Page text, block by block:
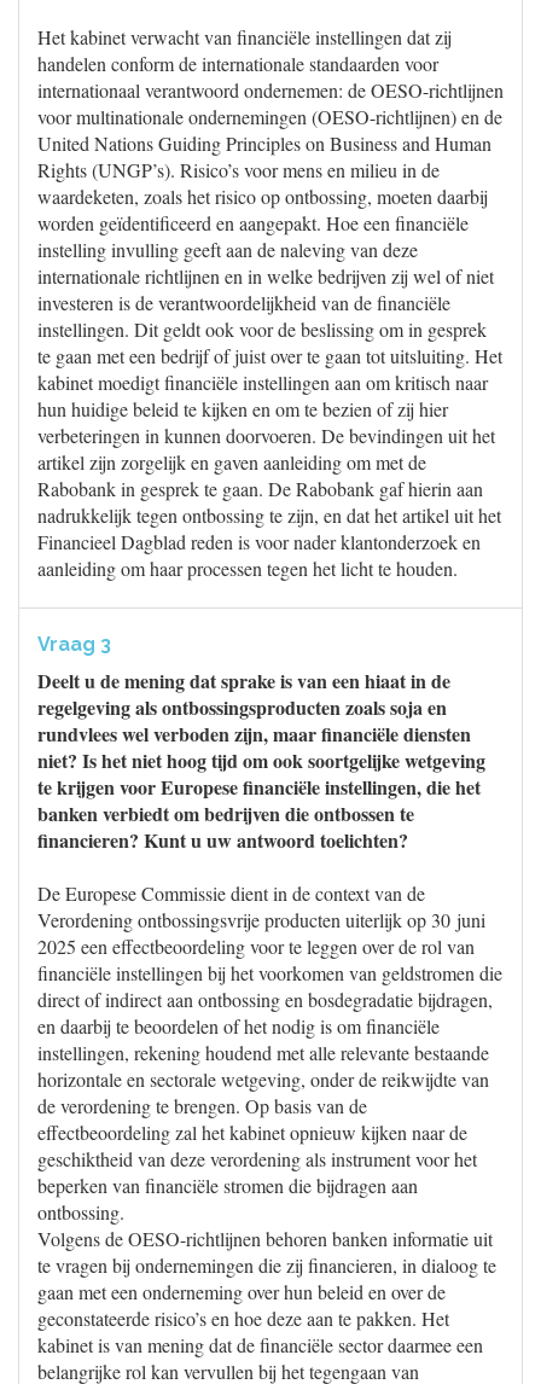
Het kabinet verwacht van financiële instellingen dat zij
handelen conform de internationale standaarden voor
internationaal verantwoord ondernemen: de OESO-richtlijnen
voor multinationale ondernemingen (OESO-richtlijnen) en de
United Nations Guiding Principles on Business and Human
Rights (UNGP’s). Risico’s voor mens en milieu in de
waardeketen, zoals het risico op ontbossing, moeten daarbij
worden geïdentificeerd en aangepakt. Hoe een financiële
instelling invulling geeft aan de naleving van deze
internationale richtlijnen en in welke bedrijven zij wel of niet
investeren is de verantwoordelijkheid van de financiële
instellingen. Dit geldt ook voor de beslissing om in gesprek
te gaan met een bedrijf of juist over te gaan tot uitsluiting. Het
kabinet moedigt financiële instellingen aan om kritisch naar
hun huidige beleid te kijken en om te bezien of zij hier
verbeteringen in kunnen doorvoeren. De bevindingen uit het
artikel zijn zorgelijk en gaven aanleiding om met de
Rabobank in gesprek te gaan. De Rabobank gaf hierin aan
nadrukkelijk tegen ontbossing te zijn, en dat het artikel uit het
Financieel Dagblad reden is voor nader klantonderzoek en
aanleiding om haar processen tegen het licht te houden.
Vraag 3
Deelt u de mening dat sprake is van een hiaat in de
regelgeving als ontbossingsproducten zoals soja en
rundvlees wel verboden zijn, maar financiële diensten
niet? Is het niet hoog tijd om ook soortgelijke wetgeving
te krijgen voor Europese financiële instellingen, die het
banken verbiedt om bedrijven die ontbossen te
financieren? Kunt u uw antwoord toelichten?
De Europese Commissie dient in de context van de
Verordening ontbossingsvrije producten uiterlijk op 30 juni
2025 een effectbeoordeling voor te leggen over de rol van
financiële instellingen bij het voorkomen van geldstromen die
direct of indirect aan ontbossing en bosdegradatie bijdragen,
en daarbij te beoordelen of het nodig is om financiële
instellingen, rekening houdend met alle relevante bestaande
horizontale en sectorale wetgeving, onder de reikwijdte van
de verordening te brengen. Op basis van de
effectbeoordeling zal het kabinet opnieuw kijken naar de
geschiktheid van deze verordening als instrument voor het
beperken van financiële stromen die bijdragen aan
ontbossing.
Volgens de OESO-richtlijnen behoren banken informatie uit
te vragen bij ondernemingen die zij financieren, in dialoog te
gaan met een onderneming over hun beleid en over de
geconstateerde risico’s en hoe deze aan te pakken. Het
kabinet is van mening dat de financiële sector daarmee een
belangrijke rol kan vervullen bij het tegengaan van